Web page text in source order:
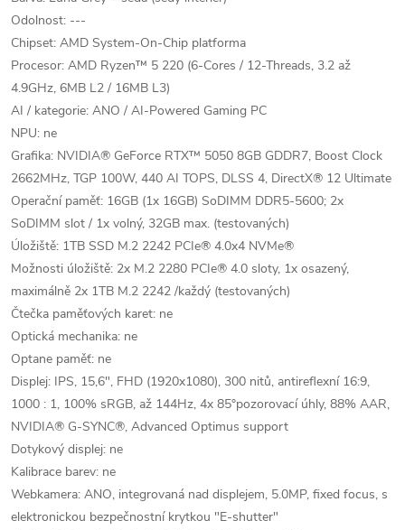
Odolnost: ---
Chipset: AMD System-On-Chip platforma
Procesor: AMD Ryzen™ 5 220 (6-Cores / 12-Threads, 3.2 až
4.9GHz, 6MB L2 / 16MB L3)
AI / kategorie: ANO / AI-Powered Gaming PC
NPU: ne
Grafika: NVIDIA® GeForce RTX™ 5050 8GB GDDR7, Boost Clock
2662MHz, TGP 100W, 440 AI TOPS, DLSS 4, DirectX® 12 Ultimate
Operační paměť: 16GB (1x 16GB) SoDIMM DDR5-5600; 2x
SoDIMM slot / 1x volný, 32GB max. (testovaných)
Úložiště: 1TB SSD M.2 2242 PCIe® 4.0x4 NVMe®
Možnosti úložiště: 2x M.2 2280 PCIe® 4.0 sloty, 1x osazený,
maximálně 2x 1TB M.2 2242 /každý (testovaných)
Čtečka paměťových karet: ne
Optická mechanika: ne
Optane paměť: ne
Displej: IPS, 15,6", FHD (1920x1080), 300 nitů, antireflexní 16:9,
1000 : 1, 100% sRGB, až 144Hz, 4x 85°pozorovací úhly, 88% AAR,
NVIDIA® G-SYNC®, Advanced Optimus support
Dotykový displej: ne
Kalibrace barev: ne
Webkamera: ANO, integrovaná nad displejem, 5.0MP, fixed focus, s
elektronickou bezpečnostní krytkou "E-shutter"